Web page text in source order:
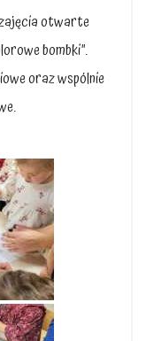
zajęcia otwarte
bombki”.
oraz wspólnie